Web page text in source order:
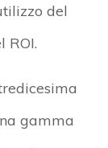
del
ROI.
gamma